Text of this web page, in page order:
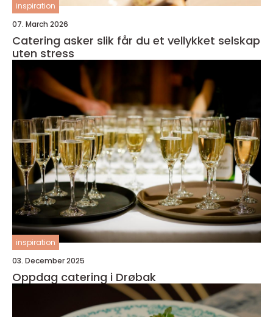
inspiration
07. March 2026
Catering asker slik får du et vellykket selskap
uten stress
inspiration
03. December 2025
Oppdag catering i Drøbak